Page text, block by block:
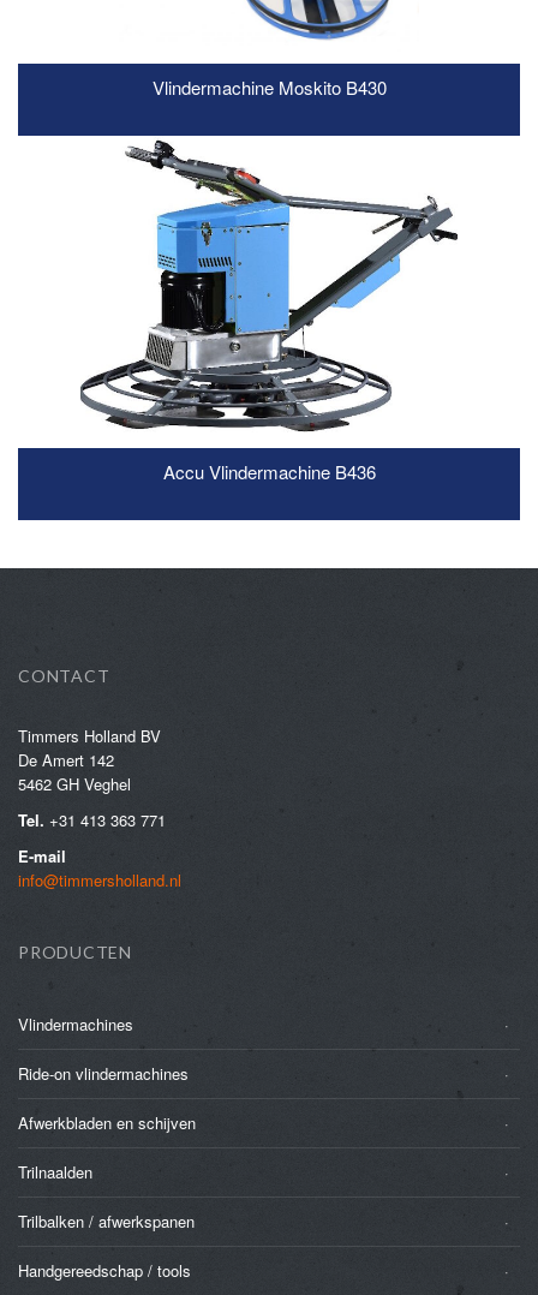
Vlindermachine Moskito B430
Accu Vlindermachine B436
CONTACT
Timmers Holland BV
De Amert 142
5462 GH Veghel
Tel. +31 413 363 771
E-mail
info@timmersholland.nl
PRODUCTEN
Vlindermachines
Ride-on vlindermachines
Afwerkbladen en schijven
Trilnaalden
Trilbalken / afwerkspanen
Handgereedschap / tools